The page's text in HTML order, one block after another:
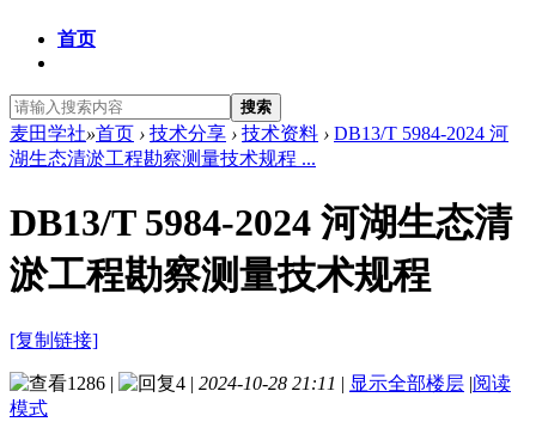
首页
搜索
麦田学社»首页 › 技术分享 › 技术资料 › DB13/T 5984-2024 河
湖生态清淤工程勘察测量技术规程 ...
DB13/T 5984-2024 河湖生态清
淤工程勘察测量技术规程
[复制链接]
1286 | 4 | 2024-10-28 21:11 | 显示全部楼层 |阅读
模式